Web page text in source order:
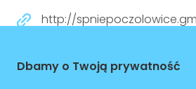
http://
Planowane zamknięcie 16:00
Dbamy o Twoją prywatność